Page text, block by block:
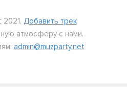
Добавить трек
атмосферу с нами.
admin@muzparty.net